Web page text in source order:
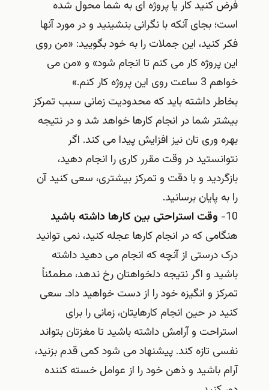
فرض کنید کار یا پروژه ای به شما محول شده
است؛ بجای آنکه با نگرانی بنشینید و در مورد آنها
فکر کنید، این جملات را به خود بگویید: «من روی
این پروژه کار می کنم تا انجام شود» و «من می
خواهم 3 ساعت روی این پروژه کار کنم.»
بخاطر داشته باید که محدودیت زمانی سبب تمرکز
بیشتر شما در انجام کارها خواهد شد و در نتیجه
بهره وری تان نیز افزایش پیدا می کند. اگر
نتوانستید در وقت مقرر کاری را انجام دهید،
بازگردید و با دقت و تمرکز بیشتری، سعی کنید آن
را به پایان برسانید.
10- وقت استراحتی بین کارها داشته باشید
هنگامی که در انجام کارها عجله کنید، نمی توانید
درک درستی از آنچه که انجام می دهید داشته
باشید و اگر نتیجه دلخواهتان رخ ندهد، مطمئناً
تمرکز و انگیزه خود را از دست خواهید داد. سعی
کنید در حین انجام کارهایتان، زمانی را برای
استراحت و آرامش داشته باشید تا مغزتان بتواند
نفسی تازه کند. پیشنهاد می شود کمی قدم بزنید،
آرام باشید و ذهن خود را از عوامل خسته کننده